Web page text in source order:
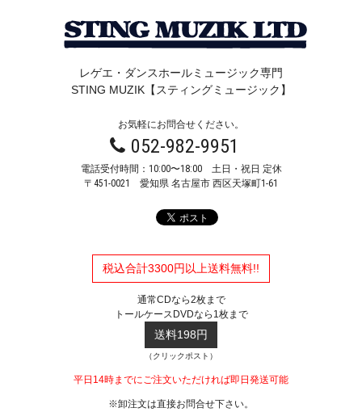
レゲエ・ダンスホールミュージック専門
STING MUZIK【スティングミュージック】
お気軽にお問合せください。
052-982-9951
電話受付時間：10:00〜18:00 土日・祝日 定休
〒451-0021 愛知県 名古屋市 西区天塚町1-61
税込合計3300円以上送料無料!!
通常CDなら2枚まで
トールケースDVDなら1枚まで
送料198円
（クリックポスト）
平日14時までにご注文いただければ即日発送可能
※卸注文は直接お問合せ下さい。